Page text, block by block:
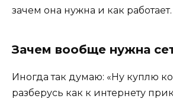
зачем она нужна и как работает.
Зачем вообще нужна
Иногда так думаю: «Ну куплю
разберусь как к интернету